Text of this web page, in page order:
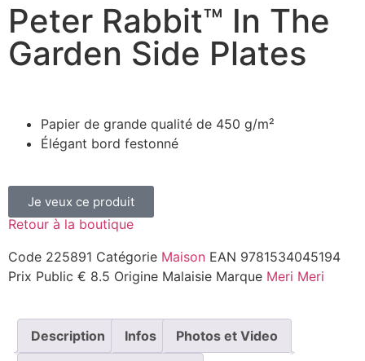
Peter Rabbit™ In The
Garden Side Plates
Papier de grande qualité de 450 g/m²
Élégant bord festonné
Je veux ce produit
Retour à la boutique
Code 225891 Catégorie Maison EAN 9781534045194
Prix Public € 8.5 Origine Malaisie Marque Meri Meri
Description Infos Photos et Video